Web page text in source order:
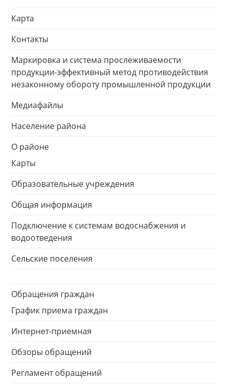
Карта
Контакты
Маркировка и система прослеживаемости
продукции-эффективный метод противодействия
незаконному обороту промышленной продукции
Медиафайлы
Население района
О районе
Карты
Образовательные учреждения
Общая информация
Подключение к системам водоснабжения и
водоотведения
Сельские поселения
Обращения граждан
График приема граждан
Интернет-приемная
Обзоры обращений
Регламент обращений